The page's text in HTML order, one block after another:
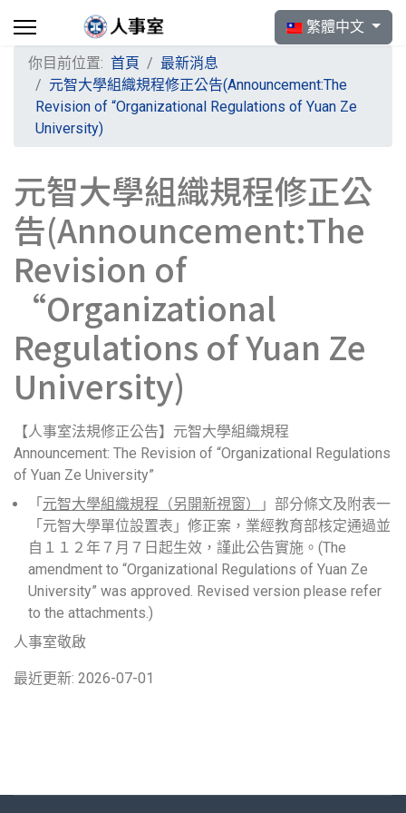
選擇你的語言
繁體中文
你目前位置: 首頁
最新消息
元智大學組織規程修正公告(Announcement:The
Revision of “Organizational Regulations of Yuan Ze
University)
元智大學組織規程修正公
告(Announcement:The
Revision of
“Organizational
Regulations of Yuan Ze
University)
【人事室法規修正公告】元智大學組織規程
Announcement: The Revision of “Organizational Regulations
of Yuan Ze University”
「 元智大學組織規程（另開新視窗）
」部分條文及附表一
「元智大學單位設置表」修正案，業經教育部核定通過並
自１１２年７月７日起生效，謹此公告實施。(The
amendment to “Organizational Regulations of Yuan Ze
University” was approved. Revised version please refer
to the attachments.)
人事室敬啟
最近更新: 2026-07-01